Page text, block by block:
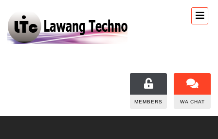
MEMBERS WA CHAT